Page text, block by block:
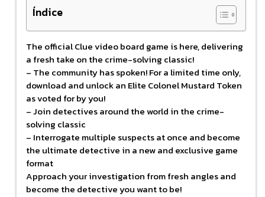
Índice
The official Clue video board game is here, delivering
a fresh take on the crime-solving classic!
– The community has spoken! For a limited time only,
download and unlock an Elite Colonel Mustard Token
as voted for by you!
– Join detectives around the world in the crime-
solving classic
– Interrogate multiple suspects at once and become
the ultimate detective in a new and exclusive game
format
Approach your investigation from fresh angles and
become the detective you want to be!